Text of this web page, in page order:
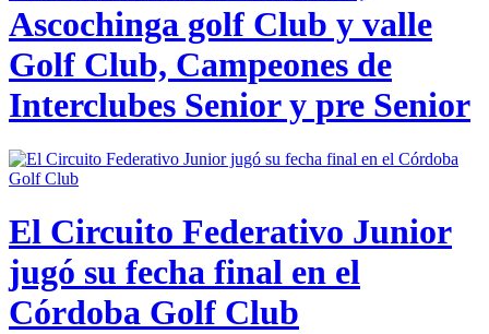
Ascochinga golf Club y valle
Golf Club, Campeones de
Interclubes Senior y pre Senior
El Circuito Federativo Junior
jugó su fecha final en el
Córdoba Golf Club